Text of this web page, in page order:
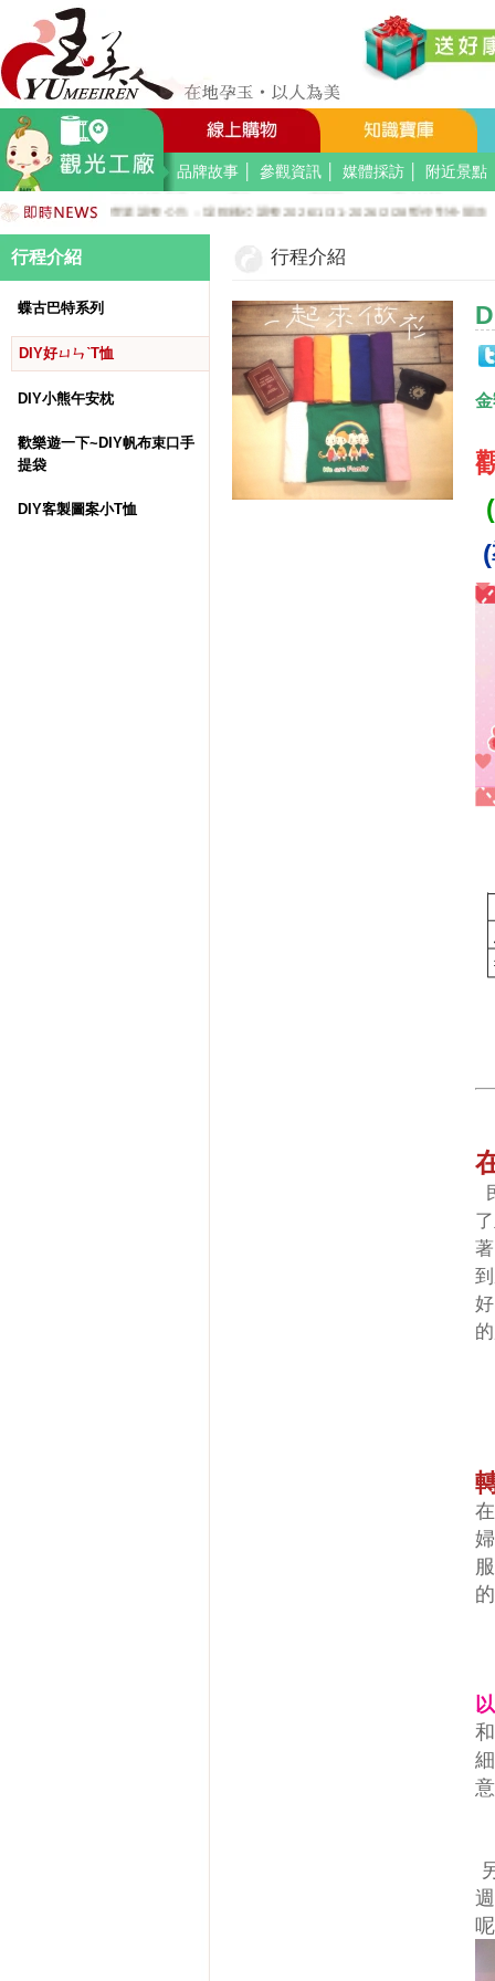
品牌故事 參觀資訊 媒體採訪 附近景點
好YUN香隨束口袋DIY2026-8月活動報名
營業調整公告：員工教育訓練115.8.1週六全館不對外開放
營業調整公告：115.7.18週六至115.7.19週日休館
營業調整公告：端午連假115.6.19週五至115.6.21週日休館
營業調整公告：五一勞動節連假115.5.1週五至115.5.4週一休館
營業調整公告：兒童節/清明連假115.4.3週五至115.4.6週一休館
營業調整公告：228連假115.2.27週五至115.3.1週日休館
玉美人，竭誠歡迎您的加入~新加入會員送購物金100元~
行程介紹
蝶古巴特系列
DIY好ㄩㄣˋT恤
DIY小熊午安枕
歡樂遊一下~DIY帆布束口手
提袋
DIY客製圖案小T恤
行程介紹